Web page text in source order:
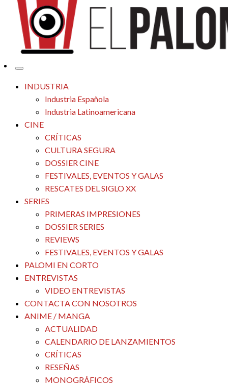
El Palomitrón
Tu espacio de la industria de cine española y latinoamericana
INDUSTRIA
Industria Española
Industria Latinoamericana
CINE
CRÍTICAS
CULTURA SEGURA
DOSSIER CINE
FESTIVALES, EVENTOS Y GALAS
RESCATES DEL SIGLO XX
SERIES
PRIMERAS IMPRESIONES
DOSSIER SERIES
REVIEWS
FESTIVALES, EVENTOS Y GALAS
PALOMI EN CORTO
ENTREVISTAS
VIDEO ENTREVISTAS
CONTACTA CON NOSOTROS
ANIME / MANGA
ACTUALIDAD
CALENDARIO DE LANZAMIENTOS
CRÍTICAS
RESEÑAS
MONOGRÁFICOS